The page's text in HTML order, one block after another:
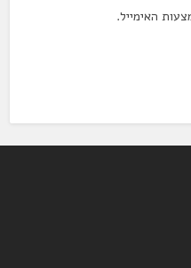
האימייל.